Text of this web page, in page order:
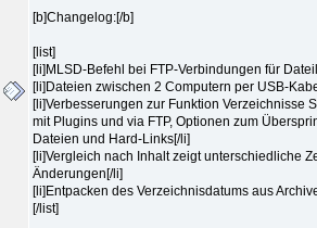
[b]Changelog:[/b]
[list]
[li]MLSD-Befehl bei FTP-Verbindungen für
[li]Dateien zwischen 2 Computern per USB-
[li]Verbesserungen zur Funktion Verzeichnisse
mit Plugins und via FTP, Optionen zum
Dateien und Hard-Links[/li]
[li]Vergleich nach Inhalt zeigt unterschiedliche
Änderungen[/li]
[li]Entpacken des Verzeichnisdatums aus
[/list]